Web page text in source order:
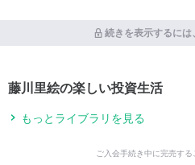
続きを表示するに
藤川里絵の楽しい投資生活
もっとライブラリを見る
ご入会手続き中に完売する